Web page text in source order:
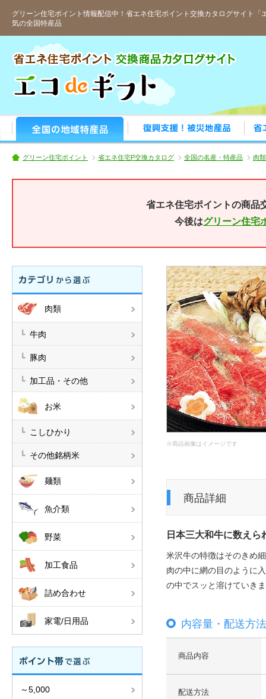
グリーン住宅ポイント情報配信中！省エネ住宅ポイント交換カタログサイト「
気の全国特産品
グリーン住宅ポイント 省エネ住宅P交換カタログ 全国の名産・特産品 肉類
省エネ住宅ポイントの商品
今後はグリーン住宅
※商品画像はイメージです
商品詳細
日本三大和牛に数え
米沢牛の特徴はそのきめ
肉の中に網の目のように
の中でスッと溶けていき
内容量・配送方
商品内容
配送方法
肉類
牛肉
豚肉
加工品・その他
お米
こしひかり
その他銘柄米
麺類
魚介類
野菜
加工食品
詰め合わせ
家電/日用品
～5,000